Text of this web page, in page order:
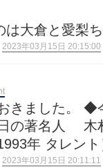
大倉と愛梨
2023年03月15日 20:15:00
きました。
の著名人 木
年 タレント
2023年03月15日 20:11:11